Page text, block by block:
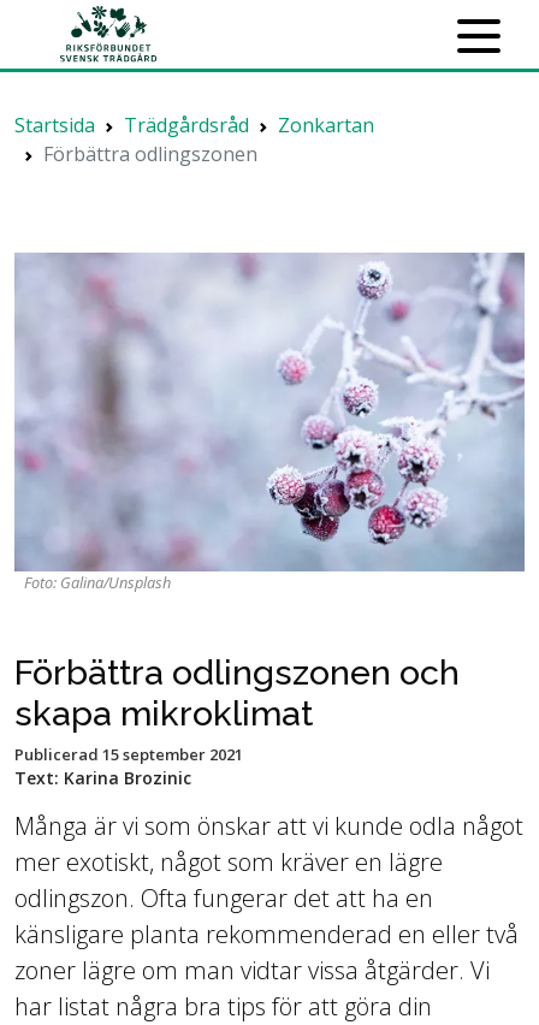
Startsida Trädgårdsråd
Zonkartan
Förbättra odlingszonen
Foto: Galina/Unsplash
Förbättra odlingszonen och
skapa mikroklimat
Publicerad 15 september 2021
Text: Karina Brozinic
Många är vi som önskar att vi kunde odla något
mer exotiskt, något som kräver en lägre
odlingszon. Ofta fungerar det att ha en
känsligare planta rekommenderad en eller två
zoner lägre om man vidtar vissa åtgärder. Vi
har listat några bra tips för att göra din